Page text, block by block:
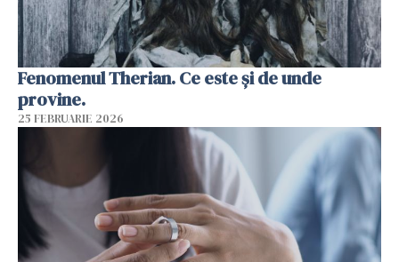
Fenomenul Therian. Ce este și de unde
provine.
25 FEBRUARIE 2026